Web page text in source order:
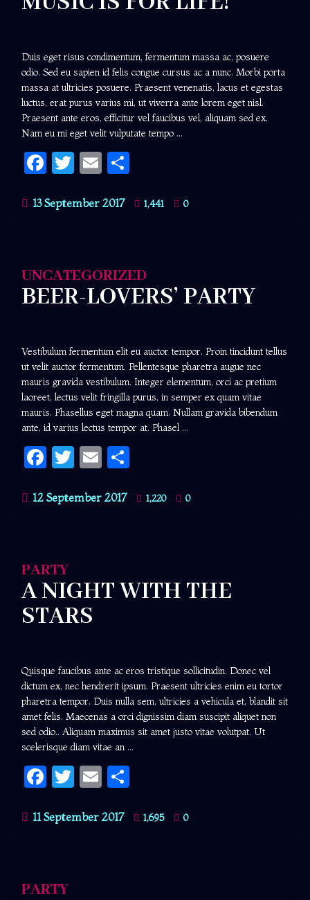
Duis eget risus condimentum, fermentum massa ac, posuere
odio. Sed eu sapien id felis congue cursus ac a nunc. Morbi porta
massa at ultricies posuere. Praesent venenatis, lacus et egestas
luctus, erat purus varius mi, ut viverra ante lorem eget nisl.
Praesent ante eros, efficitur vel faucibus vel, aliquam sed ex.
Nam eu mi eget velit vulputate tempo ...
Facebook
Twitter
Email
13 September 2017 1,441 0
UNCATEGORIZED
BEER-LOVERS’ PARTY
Vestibulum fermentum elit eu auctor tempor. Proin tincidunt tellus
ut velit auctor fermentum. Pellentesque pharetra augue nec
mauris gravida vestibulum. Integer elementum, orci ac pretium
laoreet, lectus velit fringilla purus, in semper ex quam vitae
mauris. Phasellus eget magna quam. Nullam gravida bibendum
ante, id varius lectus tempor at. Phasel ...
Facebook
Twitter
Email
12 September 2017 1,220 0
PARTY
A NIGHT WITH THE
STARS
Quisque faucibus ante ac eros tristique sollicitudin. Donec vel
dictum ex, nec hendrerit ipsum. Praesent ultricies enim eu tortor
pharetra tempor. Duis nulla sem, ultricies a vehicula et, blandit sit
amet felis. Maecenas a orci dignissim diam suscipit aliquet non
sed odio.. Aliquam maximus sit amet justo vitae volutpat. Ut
scelerisque diam vitae an ...
Facebook
Twitter
Email
11 September 2017 1,695 0
PARTY